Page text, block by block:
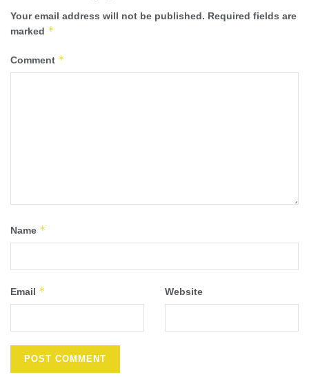
Your email address will not be published. Required fields are
marked *
Comment *
Name *
Email * Website